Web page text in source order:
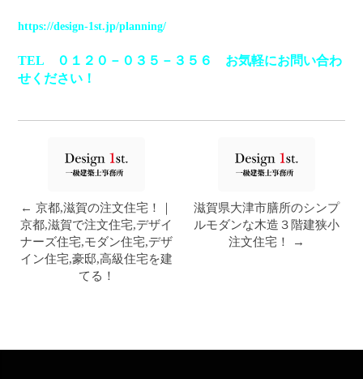
https://design-1st.jp/planning/
TEL ０１２０－０３５－３５６ お気軽にお問い合わ
せください！
← 京都,滋賀の注文住宅！｜
京都,滋賀で注文住宅,デザイ
ナーズ住宅,モダン住宅,デザ
イン住宅,豪邸,高級住宅を建
てる！
滋賀県大津市膳所のシンプ
ルモダンな木造３階建狭小
注文住宅！ →